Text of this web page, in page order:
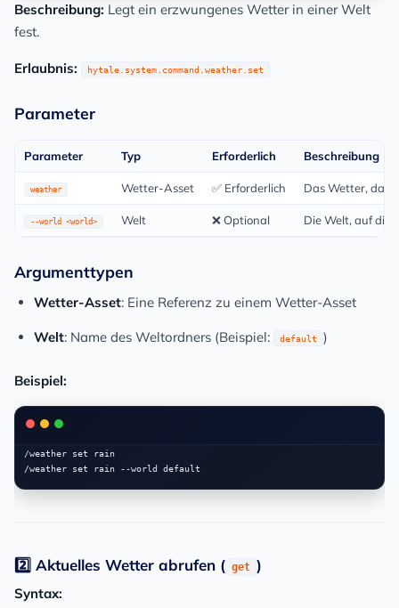
Beschreibung: Legt ein erzwungenes Wetter in einer Welt
fest.
Erlaubnis: hytale.system.command.weather.set
Parameter
Parameter Typ Erforderlich Beschreibung
weather Wetter-Asset ✅ Erforderlich Das Wetter, das
--world <world> Welt ❌ Optional Die Welt, auf die
Argumenttypen
Wetter-Asset: Eine Referenz zu einem Wetter-Asset
Welt: Name des Weltordners (Beispiel: default )
Beispiel:
/weather set rain
2️⃣ Aktuelles Wetter abrufen ( get )
Syntax: